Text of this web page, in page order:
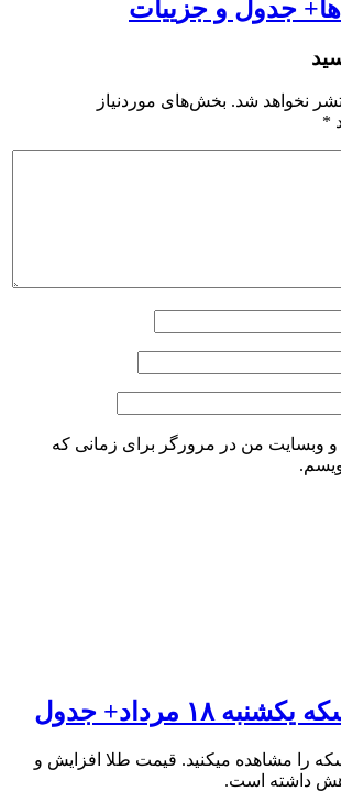
جدول و جزییات
نخواهد شد. بخش‌های موردنیاز
*
و وبسایت من در مرورگر برای زمانی که
۱۸ مرداد+ جدول
را مشاهده میکنید. قیمت‌ طلا افزایش و
داشته است.